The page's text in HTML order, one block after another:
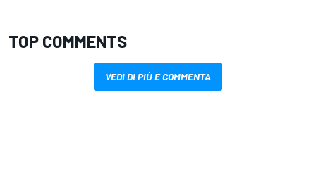
TOP COMMENTS
VEDI DI PIÙ E COMMENTA